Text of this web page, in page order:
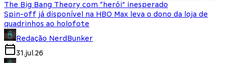
The Big Bang Theory com “herói” inesperado
Spin-off já disponível na HBO Max leva o dono da loja de
quadrinhos ao holofote
Redação NerdBunker
31.jul.26